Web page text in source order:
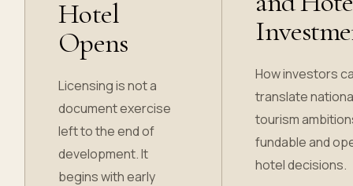
Hotel
Opens
Licensing is not a
document exercise
left to the end of
development. It
begins with early
How investors
translate
tourism
fundable and
hotel decisions.